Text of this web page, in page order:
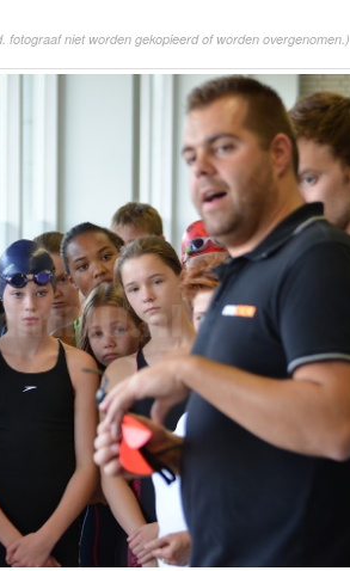
fotograaf niet worden gekopieerd of worden overgenomen.)